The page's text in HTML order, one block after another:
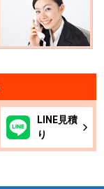
LINE見積
り